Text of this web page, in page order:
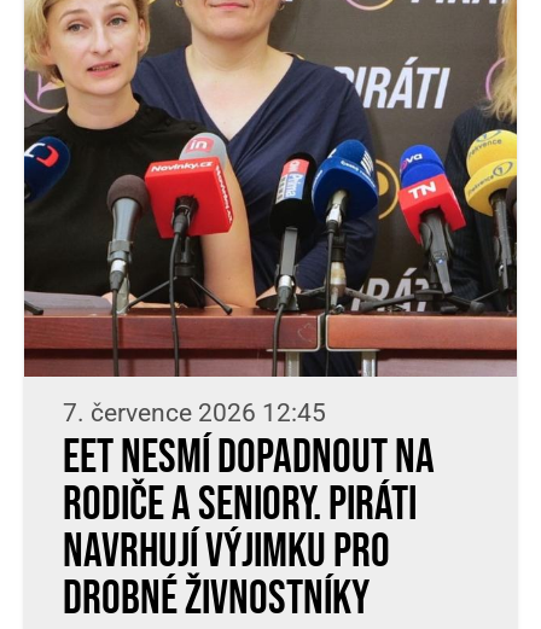
7. července 2026 12:45
EET nesmí dopadnout na
rodiče a seniory. Piráti
navrhují výjimku pro
drobné živnostníky